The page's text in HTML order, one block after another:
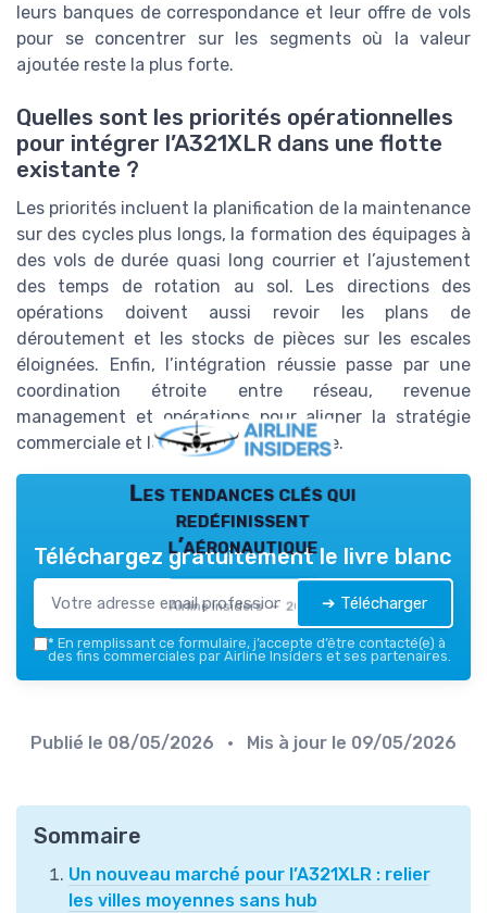
leurs banques de correspondance et leur offre de vols
pour se concentrer sur les segments où la valeur
ajoutée reste la plus forte.
Quelles sont les priorités opérationnelles
pour intégrer l’A321XLR dans une flotte
existante ?
Les priorités incluent la planification de la maintenance
sur des cycles plus longs, la formation des équipages à
des vols de durée quasi long courrier et l’ajustement
des temps de rotation au sol. Les directions des
opérations doivent aussi revoir les plans de
déroutement et les stocks de pièces sur les escales
éloignées. Enfin, l’intégration réussie passe par une
coordination étroite entre réseau, revenue
management et opérations pour aligner la stratégie
commerciale et la réalité opérationnelle.
Les tendances clés qui
redéfinissent
l’aéronautique
Airline Insiders — 2026
Téléchargez gratuitement le livre blanc
➔ Télécharger
* En remplissant ce formulaire, j’accepte d’être contacté(e) à
des fins commerciales par Airline Insiders et ses partenaires.
Publié le 08/05/2026 • Mis à jour le 09/05/2026
Sommaire
Un nouveau marché pour l’A321XLR : relier
les villes moyennes sans hub